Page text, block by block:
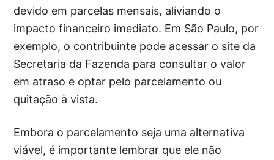
devido em parcelas mensais, aliviando o
impacto financeiro imediato. Em São Paulo, por
exemplo, o contribuinte pode acessar o site da
Secretaria da Fazenda para consultar o valor
em atraso e optar pelo parcelamento ou
quitação à vista.
Embora o parcelamento seja uma alternativa
viável, é importante lembrar que ele não